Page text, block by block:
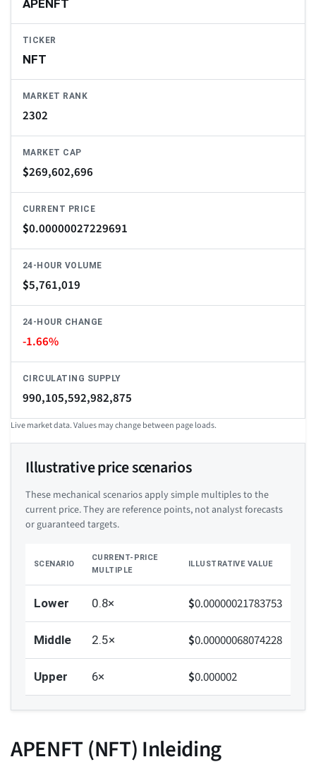
APENFT
TICKER
NFT
MARKET RANK
2302
MARKET CAP
$269,602,696
CURRENT PRICE
$0.00000027229691
24-HOUR VOLUME
$5,761,019
24-HOUR CHANGE
-1.66%
CIRCULATING SUPPLY
990,105,592,982,875
Live market data. Values may change between page loads.
Illustrative price scenarios
These mechanical scenarios apply simple multiples to the
current price. They are reference points, not analyst forecasts
or guaranteed targets.
SCENARIO
CURRENT-PRICE
MULTIPLE
ILLUSTRATIVE VALUE
Lower 0.8× $0.00000021783753
Middle 2.5× $0.00000068074228
Upper 6× $0.000002
APENFT (NFT) Inleiding